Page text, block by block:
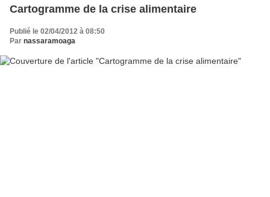
Cartogramme de la crise alimentaire
Publié le 02/04/2012 à 08:50
Par nassaramoaga